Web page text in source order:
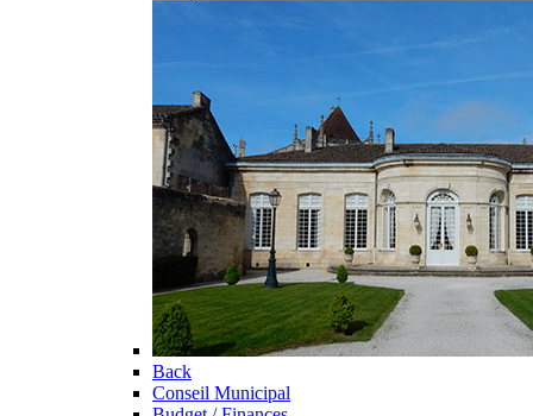
Back
Conseil Municipal